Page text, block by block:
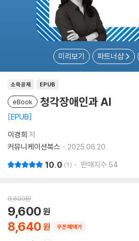
미리보기 파트너샵
소득공제 EPUB
eBook 청각장애인과 AI
EPUB
이경희 저
커뮤니케이션북스
2025.06.20.
10.0 1 판매지수 54
9,600원
8,640
9,600
쿠폰혜택가